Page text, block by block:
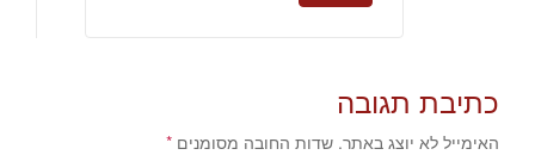
כתיבת תגובה
האימייל לא יוצג באתר. שדות החובה מסומנים *